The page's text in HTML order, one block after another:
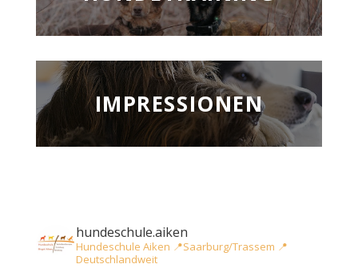
IMPRESSIONEN
hundeschule.aiken
Hundeschule Aiken 📍Saarburg/Trassem 📍
Deutschlandweit